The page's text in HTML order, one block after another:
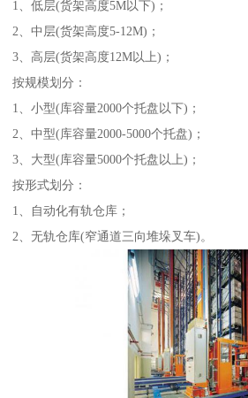
1、低层(货架高度5M以下)；
2、中层(货架高度5-12M)；
3、高层(货架高度12M以上)；
按规模划分：
1、小型(库容量2000个托盘以下)；
2、中型(库容量2000-5000个托盘)；
3、大型(库容量5000个托盘以上)；
按形式划分：
1、自动化有轨仓库；
2、无轨仓库(窄通道三向堆垛叉车)。